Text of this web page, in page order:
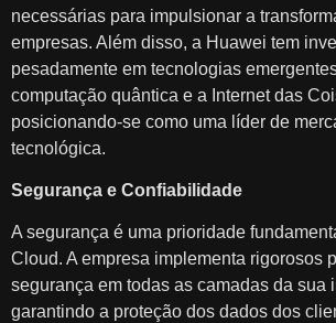
necessárias para impulsionar a
empresas. Além disso, a Huawei tem
pesadamente em tecnologias
computação quântica e a Internet das
posicionando-se como uma líder de
tecnológica.
Segurança e Confiabilidade
A segurança é uma prioridade
Cloud. A empresa implementa rigorosos
segurança em todas as camadas da sua
garantindo a proteção dos dados dos